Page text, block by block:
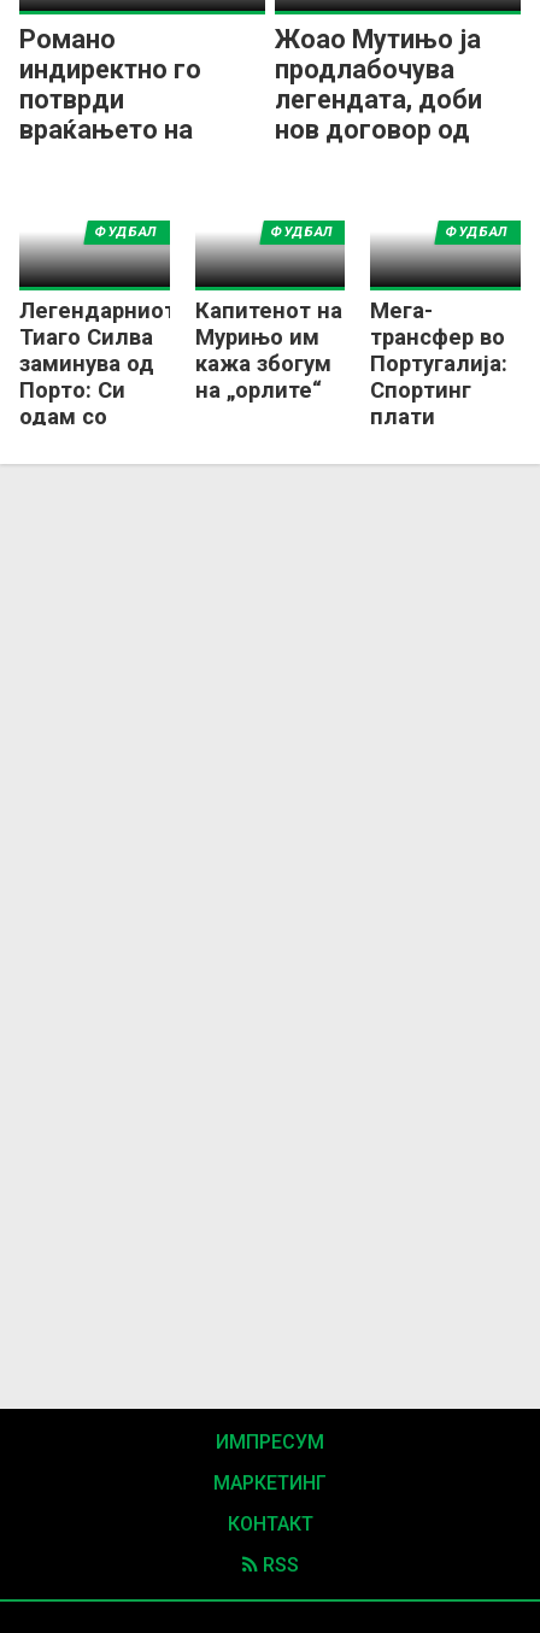
Романо
индиректно го
потврди
враќањето на
тренер!
Жоао Мутињо ја
продлабочува
легендата, доби
нов договор од
Легендарниот
Тиаго Силва
заминува од
Порто: Си
одам со
титула!
ФУДБАЛ
Капитенот на
Мурињо им
кажа збогум
на „орлите“
ФУДБАЛ
Мега-
трансфер во
Португалија:
Спортинг
плати
милиони
ФУДБАЛ
ИМПРЕСУМ
МАРКЕТИНГ
КОНТАКТ
RSS